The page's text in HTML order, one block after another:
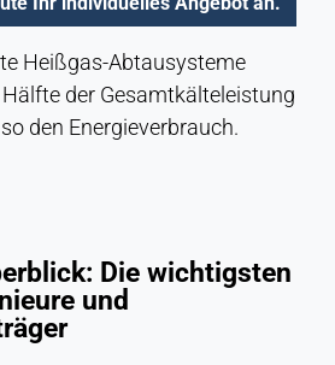
Heißgas-Abtausysteme
der Gesamtkälteleistung
den Energieverbrauch.
Die wichtigsten
und